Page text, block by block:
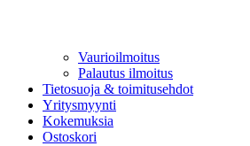
Vaurioilmoitus
Palautus ilmoitus
Tietosuoja & toimitusehdot
Yritysmyynti
Kokemuksia
Ostoskori